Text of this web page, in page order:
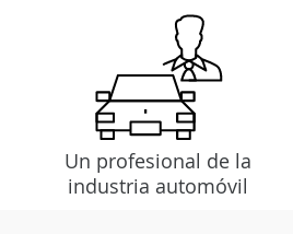
Un profesional de la
industria automóvil